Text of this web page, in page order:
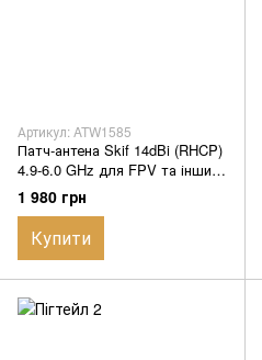
Артикул: ATW1585
Патч-антена Skif 14dBi (RHCP)
4.9-6.0 GHz для FPV та інших
БПЛА
1 980 грн
Купити